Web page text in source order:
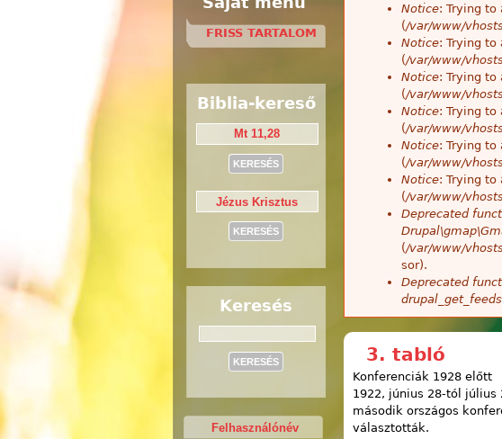
Notice: Trying
(/var/www/
Notice: Trying
(/var/www/
Notice: Trying
(/var/www/
Notice: Trying
(/var/www/
Notice: Trying
(/var/www/
Notice: Trying
(/var/www/
Deprecated
(/var/www/
sor).
Deprecated
3. tabló
Konferenciák 1928 előtt
1922, június 28-tól július
második országos
választották.
FRISS TARTALOM
Biblia-kereső
Keresés